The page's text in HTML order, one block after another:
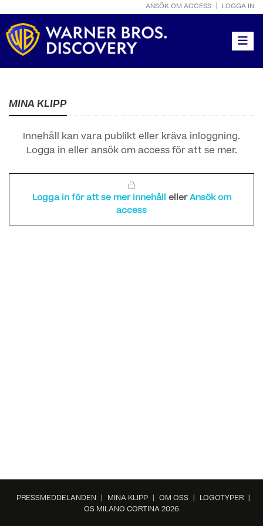
ANSÖK OM ACCESS LOGGA IN
MINA KLIPP
Innehåll kan vara publikt eller kräva inloggning.
Logga in eller ansök om access för att se mer.
Logga in för att se mer innehåll eller Ansök om
access
PRESSMEDDELANDEN MINA KLIPP OM OSS LOGOTYPER
OS MILANO CORTINA 2026